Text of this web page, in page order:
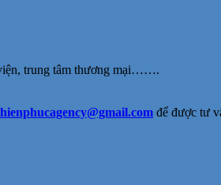
viện, trung tâm thương mại…….
để được tư